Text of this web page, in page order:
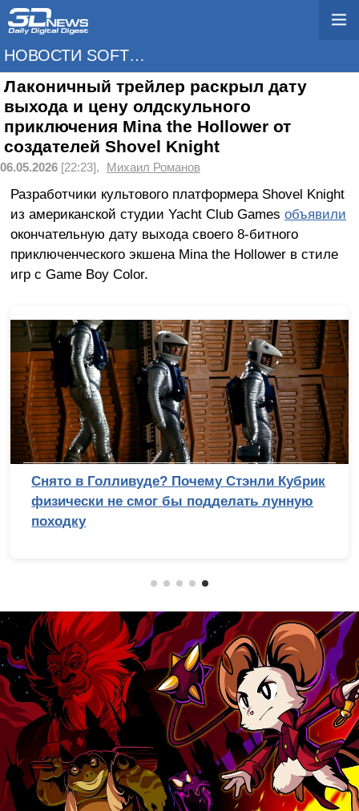
НОВОСТИ SOFTWARE
Лаконичный трейлер раскрыл дату
выхода и цену олдскульного
приключения Mina the Hollower от
создателей Shovel Knight
06.05.2026 [22:23], Михаил Романов
Разработчики культового платформера Shovel Knight
из американской студии Yacht Club Games объявили
окончательную дату выхода своего 8-битного
приключенческого экшена Mina the Hollower в стиле
игр с Game Boy Color.
Снято в Голливуде? Почему Стэнли Кубрик
физически не смог бы подделать лунную
походку